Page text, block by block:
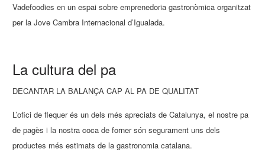
Vadefoodies en un espai sobre emprenedoria gastronòmica organitzat
per la Jove Cambra Internacional d’Igualada.
La cultura del pa
DECANTAR LA BALANÇA CAP AL PA DE QUALITAT
L’ofici de flequer és un dels més apreciats de Catalunya, el nostre pa
de pagès i la nostra coca de forner són segurament uns dels
productes més estimats de la gastronomia catalana.